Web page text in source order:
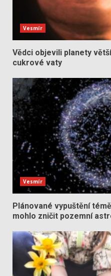
Vesmír
Vědci objevili planety
cukrové vaty
Vesmír
Plánované vypuštění
mohlo zničit pozemní